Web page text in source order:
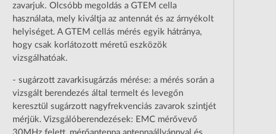
zavarjuk. Olcsóbb megoldás a GTEM cella
használata, mely kiváltja az antennát és az árnyékolt
helyiséget. A GTEM cellás mérés egyik hátránya,
hogy csak korlátozott méretű eszközök
vizsgálhatóak.
- sugárzott zavarkisugárzás mérése: a mérés során a
vizsgált berendezés által termelt és levegőn
keresztül sugárzott nagyfrekvenciás zavarok szintjét
mérjük. Vizsgálóberendezések: EMC mérővevő
30MHz felett, mérőantenna antennaállvánnyal és